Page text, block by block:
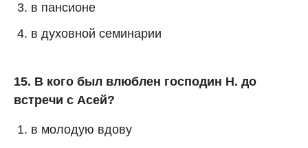
в пансионе
в духовной семинарии
15. В кого был влюблен господин Н. до
встречи с Асей?
в молодую вдову